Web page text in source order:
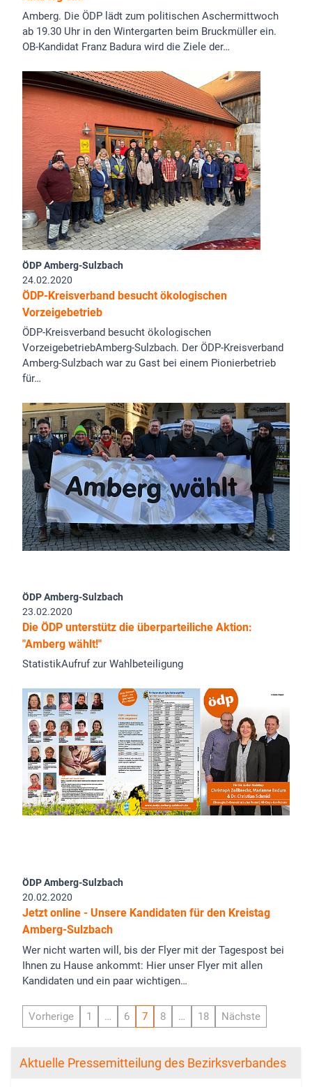
Amberg. Die ÖDP lädt zum politischen Aschermittwoch
ab 19.30 Uhr in den Wintergarten beim Bruckmüller ein.
OB-Kandidat Franz Badura wird die Ziele der…
ÖDP Amberg-Sulzbach
24.02.2020
ÖDP-Kreisverband besucht ökologischen
Vorzeigebetrieb
ÖDP-Kreisverband besucht ökologischen
VorzeigebetriebAmberg-Sulzbach. Der ÖDP-Kreisverband
Amberg-Sulzbach war zu Gast bei einem Pionierbetrieb
für…
ÖDP Amberg-Sulzbach
23.02.2020
Die ÖDP unterstütz die überparteiliche Aktion:
"Amberg wählt!"
StatistikAufruf zur Wahlbeteiligung
ÖDP Amberg-Sulzbach
20.02.2020
Jetzt online - Unsere Kandidaten für den Kreistag
Amberg-Sulzbach
Wer nicht warten will, bis der Flyer mit der Tagespost bei
Ihnen zu Hause ankommt: Hier unser Flyer mit allen
Kandidaten und ein paar wichtigen…
Vorherige 1 … 6 7 8 … 18 Nächste
Aktuelle Pressemitteilung des Bezirksverbandes